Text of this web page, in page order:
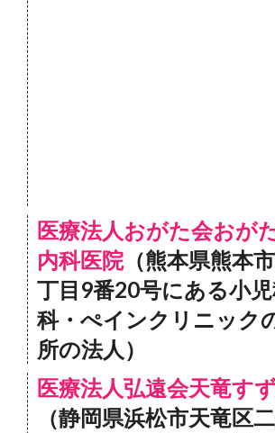
医療法人おがた会おが
内科医院（熊本県熊本
丁目9番20号にある小
科・ぺインクリニック
所の法人）
医療法人弘遠会天竜す
（静岡県浜松市天竜区